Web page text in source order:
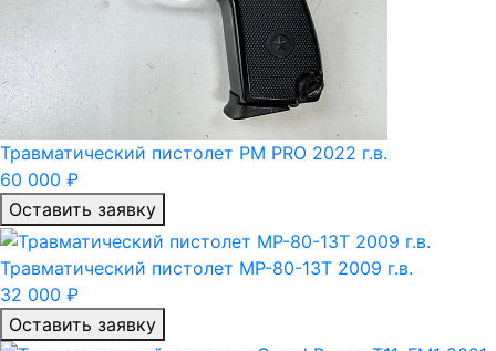
Травматический пистолет PM PRO 2022 г.в.
60 000 ₽
Оставить заявку
Травматический пистолет МР-80-13Т 2009 г.в.
32 000 ₽
Оставить заявку